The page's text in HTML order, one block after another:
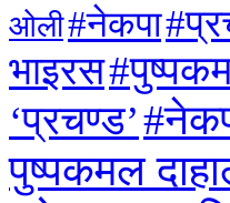
ओली#नेकपा
भाइरस
‘प्रचण्ड’
पुष्पकमल